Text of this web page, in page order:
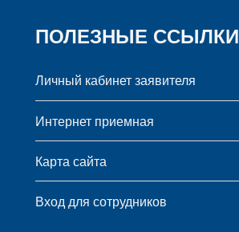
ПОЛЕЗНЫЕ ССЫЛКИ
Личный кабинет заявителя
Интернет приемная
Карта сайта
Вход для сотрудников